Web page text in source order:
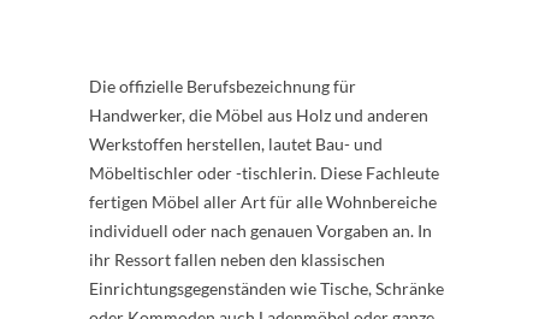
Die offizielle Berufsbezeichnung für
Handwerker, die Möbel aus Holz und anderen
Werkstoffen herstellen, lautet Bau- und
Möbeltischler oder -tischlerin. Diese Fachleute
fertigen Möbel aller Art für alle Wohnbereiche
individuell oder nach genauen Vorgaben an. In
ihr Ressort fallen neben den klassischen
Einrichtungsgegenständen wie Tische, Schränke